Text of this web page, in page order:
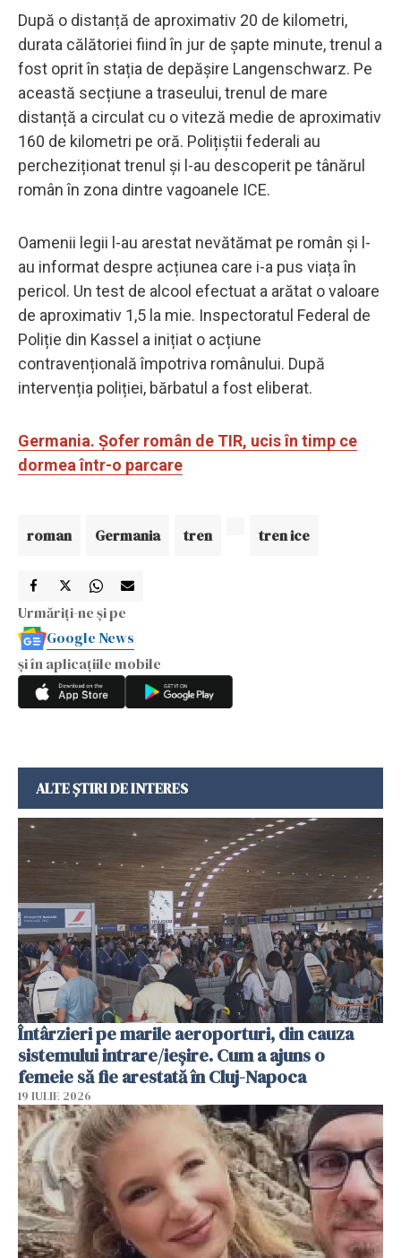
După o distanță de aproximativ 20 de kilometri,
durata călătoriei fiind în jur de șapte minute, trenul a
fost oprit în stația de depășire Langenschwarz. Pe
această secțiune a traseului, trenul de mare
distanță a circulat cu o viteză medie de aproximativ
160 de kilometri pe oră. Polițiștii federali au
percheziționat trenul și l-au descoperit pe tânărul
român în zona dintre vagoanele ICE.
Oamenii legii l-au arestat nevătămat pe român și l-
au informat despre acțiunea care i-a pus viața în
pericol. Un test de alcool efectuat a arătat o valoare
de aproximativ 1,5 la mie. Inspectoratul Federal de
Poliție din Kassel a inițiat o acțiune
contravențională împotriva românului. După
intervenția poliției, bărbatul a fost eliberat.
Germania. Șofer român de TIR, ucis în timp ce
dormea într-o parcare
roman Germania tren tren ice
Urmăriți-ne și pe
Google News
și în aplicațiile mobile
ALTE ȘTIRI DE INTERES
Întârzieri pe marile aeroporturi, din cauza
sistemului intrare/ieșire. Cum a ajuns o
femeie să fie arestată în Cluj-Napoca
19 IULIE 2026